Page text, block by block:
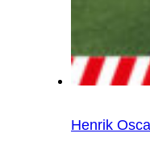
Henrik